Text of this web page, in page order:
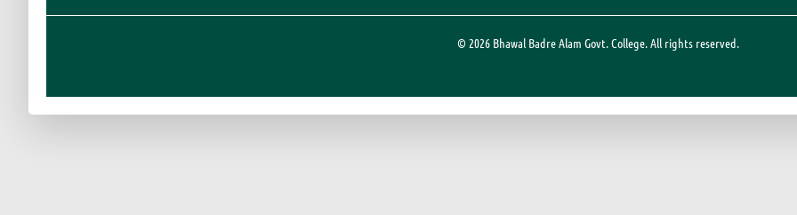
© 2026 Bhawal Badre Alam Govt. College. All rights reserved.